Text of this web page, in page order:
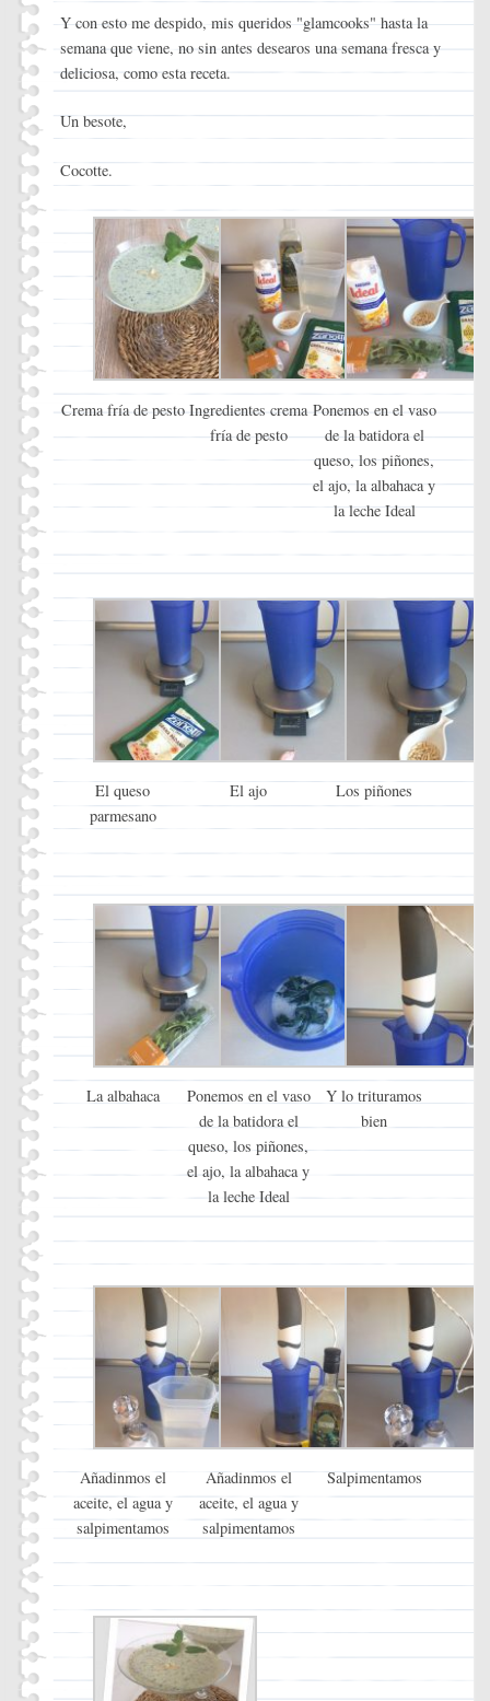
Y con esto me despido, mis queridos "glamcooks" hasta la
semana que viene, no sin antes desearos una semana fresca y
deliciosa, como esta receta.
Un besote,
Cocotte.
Crema fría de pesto Ingredientes crema
fría de pesto
Ponemos en el vaso
de la batidora el
queso, los piñones,
el ajo, la albahaca y
la leche Ideal
El queso
parmesano
El ajo Los piñones
La albahaca
Ponemos en el vaso
de la batidora el
queso, los piñones,
el ajo, la albahaca y
la leche Ideal
Y lo trituramos
bien
Añadinmos el
aceite, el agua y
salpimentamos
Añadinmos el
aceite, el agua y
salpimentamos
Salpimentamos